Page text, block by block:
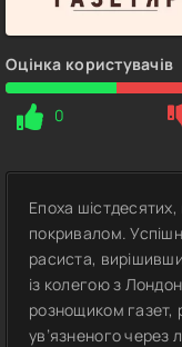
Оцінка користувачів
0
Епоха
покривалом.
расиста,
із колегою з
рознощиком газет,
ув’язненого через